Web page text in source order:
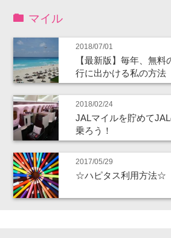
マイル
2018/07/01
【最新版】毎年、無
行に出かける私の方法
2018/02/24
JALマイルを貯めて
乗ろう！
2017/05/29
☆ハピタス利用方法☆